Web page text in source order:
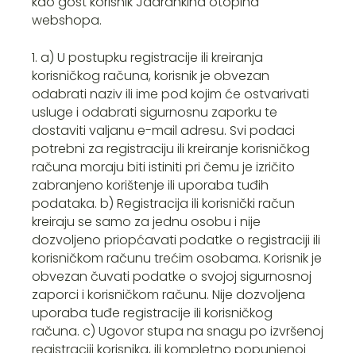
webshopa.
a) U postupku registracije ili kreiranja
korisničkog računa, korisnik je obvezan
odabrati naziv ili ime pod kojim će ostvarivati
usluge i odabrati sigurnosnu zaporku te
dostaviti valjanu e-mail adresu. Svi podaci
potrebni za registraciju ili kreiranje korisničkog
računa moraju biti istiniti pri čemu je izričito
zabranjeno korištenje ili uporaba tuđih
podataka. b) Registracija ili korisnički račun
kreiraju se samo za jednu osobu i nije
dozvoljeno priopćavati podatke o registraciji ili
korisničkom računu trećim osobama. Korisnik je
obvezan čuvati podatke o svojoj sigurnosnoj
zaporci i korisničkom računu. Nije dozvoljena
uporaba tuđe registracije ili korisničkog
računa. c) Ugovor stupa na snagu po izvršenoj